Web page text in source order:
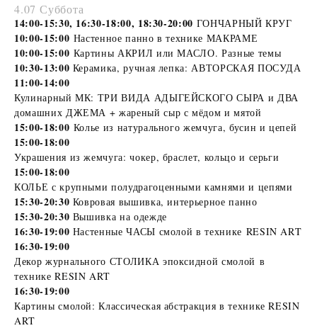
4.07 Суббота
14:00-15:30, 16:30-18:00, 18:30-20:00 ГОНЧАРНЫЙ КРУГ
10:00-15:00 Настенное панно в технике МАКРАМЕ
10:00-15:00 Картины АКРИЛ или МАСЛО. Разные темы
10:30-13:00 Керамика, ручная лепка: АВТОРСКАЯ ПОСУДА
11:00-14:00
Кулинарный МК: ТРИ ВИДА АДЫГЕЙСКОГО СЫРА и ДВА
домашних ДЖЕМА + жареный сыр с мёдом и мятой
15:00-18:00 Колье из натурального жемчуга, бусин и цепей
15:00-18:00
Украшения из жемчуга: чокер, браслет, кольцо и серьги
15:00-18:00
КОЛЬЕ с крупными полудрагоценными камнями и цепями
15:30-20:30 Ковровая вышивка, интерьерное панно
15:30-20:30 Вышивка на одежде
16:30-19:00 Настенные ЧАСЫ смолой в технике RESIN ART
16:30-19:00
Декор журнального СТОЛИКА эпоксидной смолой в
технике RESIN ART
16:30-19:00
Картины смолой: Классическая абстракция в технике RESIN
ART